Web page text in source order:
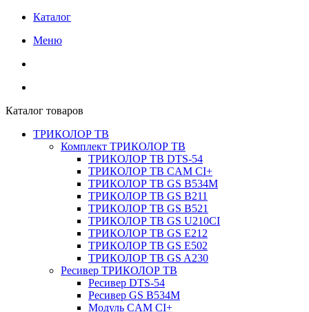
Каталог
Меню
Каталог товаров
ТРИКОЛОР ТВ
Комплект ТРИКОЛОР ТВ
ТРИКОЛОР ТВ DTS-54
ТРИКОЛОР ТВ CAM CI+
ТРИКОЛОР ТВ GS B534M
ТРИКОЛОР ТВ GS B211
ТРИКОЛОР ТВ GS B521
ТРИКОЛОР ТВ GS U210CI
ТРИКОЛОР ТВ GS E212
ТРИКОЛОР ТВ GS E502
ТРИКОЛОР ТВ GS A230
Ресивер ТРИКОЛОР ТВ
Ресивер DTS-54
Ресивер GS B534M
Модуль CAM CI+